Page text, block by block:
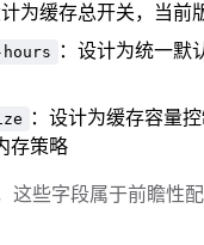
计为缓存总开关，当前
：设计为统一默
：设计为缓存容量
存策略
这些字段属于前瞻性